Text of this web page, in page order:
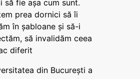
să fie așa cum sunt.
prea dornici să îi
în șabloane și să-i
să invalidăm ceea
diferit
din București a